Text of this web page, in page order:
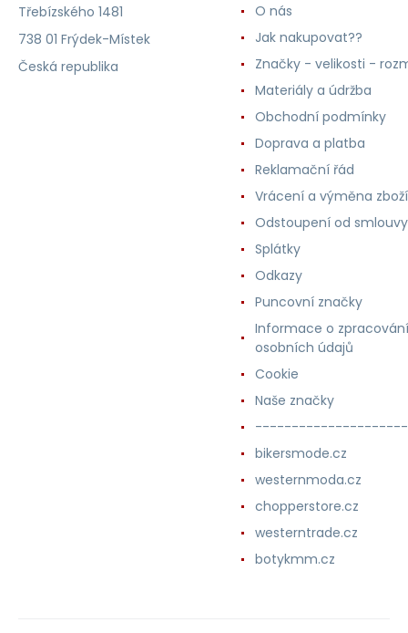
Třebízského 1481
738 01 Frýdek-Místek
Česká republika
O nás
Jak nakupovat??
Značky - velikosti -
Materiály a údržba
Obchodní podmínky
Doprava a platba
Reklamační řád
Vrácení a výměna zboží
Odstoupení od smlouvy
Splátky
Odkazy
Puncovní značky
Informace o zpracování
osobních údajů
Cookie
Naše značky
bikersmode.cz
westernmoda.cz
chopperstore.cz
westerntrade.cz
botykmm.cz